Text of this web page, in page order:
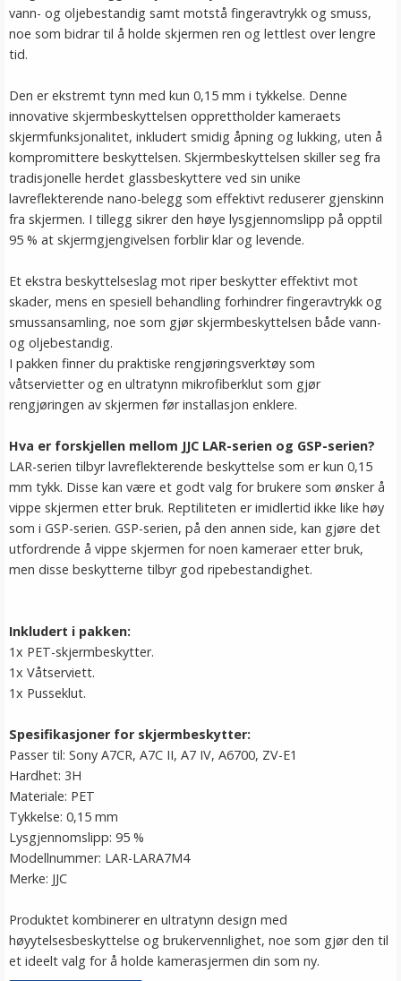
vann- og oljebestandig samt motstå fingeravtrykk og smuss,
noe som bidrar til å holde skjermen ren og lettlest over lengre
tid.
Den er ekstremt tynn med kun 0,15 mm i tykkelse. Denne
innovative skjermbeskyttelsen opprettholder kameraets
skjermfunksjonalitet, inkludert smidig åpning og lukking, uten å
kompromittere beskyttelsen. Skjermbeskyttelsen skiller seg fra
tradisjonelle herdet glassbeskyttere ved sin unike
lavreflekterende nano-belegg som effektivt reduserer gjenskinn
fra skjermen. I tillegg sikrer den høye lysgjennomslipp på opptil
95 % at skjermgjengivelsen forblir klar og levende.
Et ekstra beskyttelseslag mot riper beskytter effektivt mot
skader, mens en spesiell behandling forhindrer fingeravtrykk og
smussansamling, noe som gjør skjermbeskyttelsen både vann-
og oljebestandig.
I pakken finner du praktiske rengjøringsverktøy som
våtservietter og en ultratynn mikrofiberklut som gjør
rengjøringen av skjermen før installasjon enklere.
Hva er forskjellen mellom JJC LAR-serien og GSP-serien?
LAR-serien tilbyr lavreflekterende beskyttelse som er kun 0,15
mm tykk. Disse kan være et godt valg for brukere som ønsker å
vippe skjermen etter bruk. Reptiliteten er imidlertid ikke like høy
som i GSP-serien. GSP-serien, på den annen side, kan gjøre det
utfordrende å vippe skjermen for noen kameraer etter bruk,
men disse beskytterne tilbyr god ripebestandighet.
Inkludert i pakken:
1x PET-skjermbeskytter.
1x Våtserviett.
1x Pusseklut.
Spesifikasjoner for skjermbeskytter:
Passer til: Sony A7CR, A7C II, A7 IV, A6700, ZV-E1
Hardhet: 3H
Materiale: PET
Tykkelse: 0,15 mm
Lysgjennomslipp: 95 %
Modellnummer: LAR-LARA7M4
Merke: JJC
Produktet kombinerer en ultratynn design med
høyytelsesbeskyttelse og brukervennlighet, noe som gjør den til
et ideelt valg for å holde kamerasjermen din som ny.